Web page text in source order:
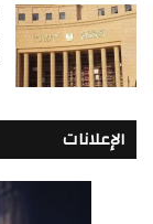
الإعلانات